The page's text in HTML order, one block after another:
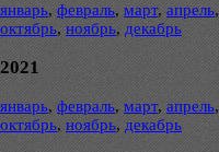
январь, февраль, март, апрель,
октябрь, ноябрь, декабрь
2021
январь, февраль, март, апрель,
октябрь, ноябрь, декабрь